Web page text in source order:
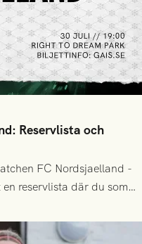
Reservlista och
FC Nordsjaelland -
reservlista där du som
ditt intresse. Du kan
annan.